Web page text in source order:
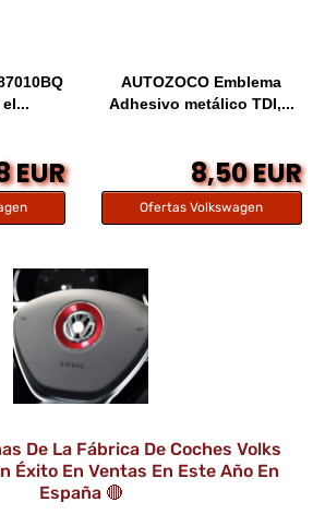
EUR
AUTOZOCO Emblema
Adhesivo metálico TDI,...
8,50 EUR
Ofertas Volkswagen
De La Fábrica De Coches Volks
Éxito En Ventas En Este Año En
España 🔴